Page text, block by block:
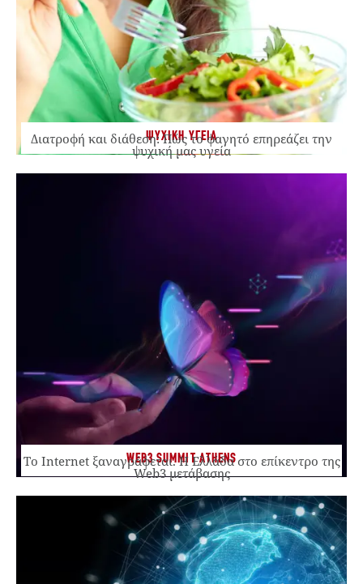
ΨΥΧΙΚΗ ΥΓΕΙΑ
Διατροφή και διάθεση: Πώς το φαγητό επηρεάζει την
ψυχική μας υγεία
WEB3 SUMMIT ATHENS
Το Internet ξαναγράφεται. Η Ελλάδα στο επίκεντρο της
Web3 μετάβασης